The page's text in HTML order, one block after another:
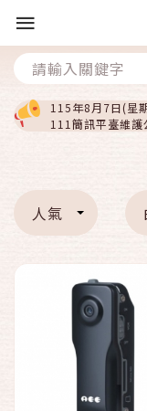
115年8月7日(星
111簡訊平臺維護
人氣